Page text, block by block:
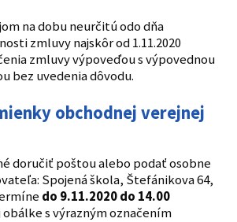
na dobu neurčitú odo dňa
zmluvy najskôr od 1.11.2020
zmluvy výpoveďou s výpovednou
bez uvedenia dôvodu.
obchodnej verejnej
doručiť poštou alebo podať osobne
Spojená škola, Štefánikova 64,
do 9.11.2020 do 14.00
obálke s výrazným označením